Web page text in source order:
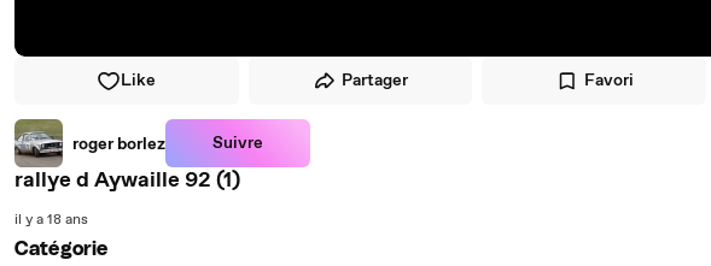
Like Partager Favori
roger borlez Suivre
rallye d Aywaille 92 (1)
il y a 18 ans
Catégorie